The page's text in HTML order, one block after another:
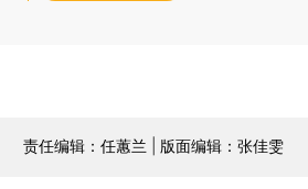
责任编辑：任蕙兰 | 版面编辑：张佳雯